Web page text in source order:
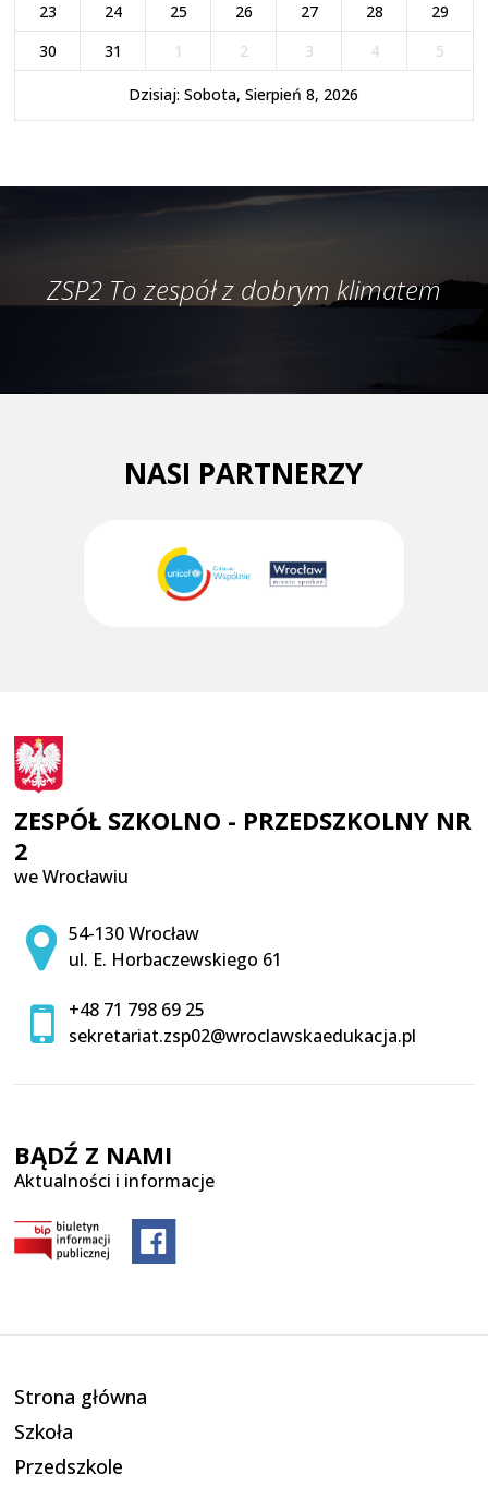
23
24 25 26 27 28
29
30
31 1 2 3 4 5
Dzisiaj: Sobota, Sierpień 8, 2026
ZSP2 To zespół z dobrym klimatem
NASI PARTNERZY
ZESPÓŁ SZKOLNO - PRZEDSZKOLNY NR
2
we Wrocławiu
Adres pocztowy:
54-130 Wrocław
ul. E. Horbaczewskiego 61
+48 71 798 69 25
sekretariat.zsp02@wroclawskaedukacja.pl
BĄDŹ Z NAMI
Aktualności i informacje
Strona główna
Szkoła
Przedszkole